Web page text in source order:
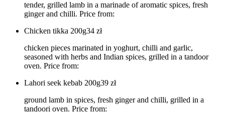
tender, grilled lamb in a marinade of aromatic spices, fresh
ginger and chilli. Price from:
Chicken tikka 200g34 zł
chicken pieces marinated in yoghurt, chilli and garlic,
seasoned with herbs and Indian spices, grilled in a tandoor
oven. Price from:
Lahori seek kebab 200g39 zł
ground lamb in spices, fresh ginger and chilli, grilled in a
tandoori oven. Price from: